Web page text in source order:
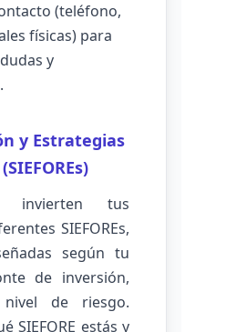
(teléfono,
físicas) para
y
y Estrategias
invierten tus
SIEFOREs,
según tu
de inversión,
de riesgo.
SIEFORE estás y